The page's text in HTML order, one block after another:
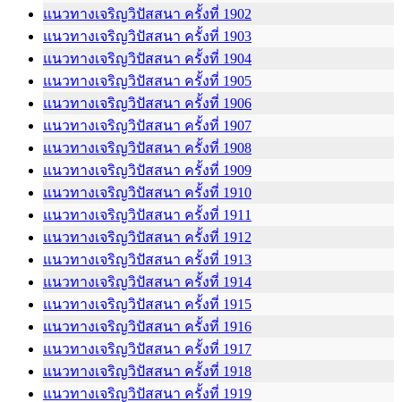
แนวทางเจริญวิปัสสนา ครั้งที่ 1902
แนวทางเจริญวิปัสสนา ครั้งที่ 1903
แนวทางเจริญวิปัสสนา ครั้งที่ 1904
แนวทางเจริญวิปัสสนา ครั้งที่ 1905
แนวทางเจริญวิปัสสนา ครั้งที่ 1906
แนวทางเจริญวิปัสสนา ครั้งที่ 1907
แนวทางเจริญวิปัสสนา ครั้งที่ 1908
แนวทางเจริญวิปัสสนา ครั้งที่ 1909
แนวทางเจริญวิปัสสนา ครั้งที่ 1910
แนวทางเจริญวิปัสสนา ครั้งที่ 1911
แนวทางเจริญวิปัสสนา ครั้งที่ 1912
แนวทางเจริญวิปัสสนา ครั้งที่ 1913
แนวทางเจริญวิปัสสนา ครั้งที่ 1914
แนวทางเจริญวิปัสสนา ครั้งที่ 1915
แนวทางเจริญวิปัสสนา ครั้งที่ 1916
แนวทางเจริญวิปัสสนา ครั้งที่ 1917
แนวทางเจริญวิปัสสนา ครั้งที่ 1918
แนวทางเจริญวิปัสสนา ครั้งที่ 1919